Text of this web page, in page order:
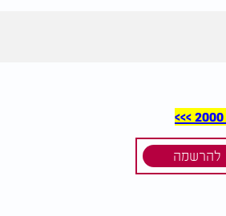
להרשמה